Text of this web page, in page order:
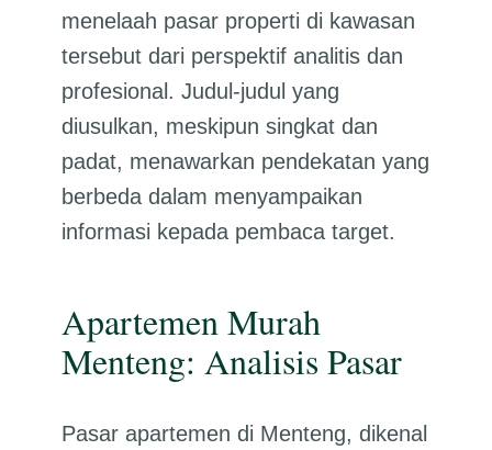
menelaah pasar properti di kawasan
tersebut dari perspektif analitis dan
profesional. Judul-judul yang
diusulkan, meskipun singkat dan
padat, menawarkan pendekatan yang
berbeda dalam menyampaikan
informasi kepada pembaca target.
Apartemen Murah
Menteng: Analisis Pasar
Pasar apartemen di Menteng, dikenal